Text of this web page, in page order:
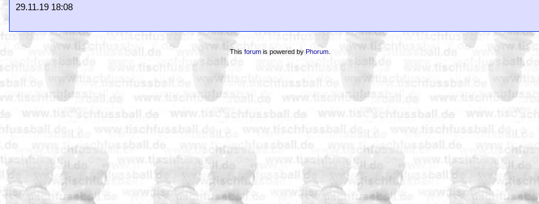
29.11.19 18:08
This forumis powered by Phorum.